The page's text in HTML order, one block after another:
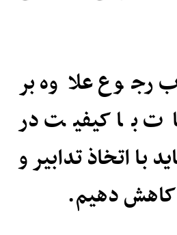
رجوع علاوه بر
با کیفیت در
اتخاذ تدابیر و
کاهش دهیم.